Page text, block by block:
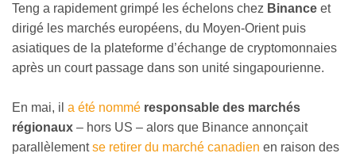
Teng a rapidement grimpé les échelons chez Binance et
dirigé les marchés européens, du Moyen-Orient puis
asiatiques de la plateforme d’échange de cryptomonnaies
après un court passage dans son unité singapourienne.
En mai, il a été nommé responsable des marchés
régionaux – hors US – alors que Binance annonçait
parallèlementse retirer du marché canadien en raison des